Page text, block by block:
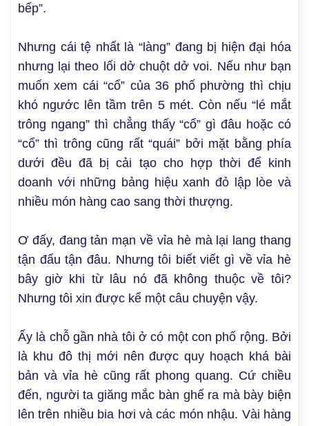
bếp”.
Nhưng cái tệ nhất là “làng” đang bị hiện đại hóa
nhưng lại theo lối dở chuột dở voi. Nếu như bạn
muốn xem cái “cổ” của 36 phố phường thì chịu
khó ngước lên tầm trên 5 mét. Còn nếu “lé mắt
trông ngang” thì chẳng thấy “cổ” gì đâu hoặc có
“cổ” thì trông cũng rất “quái” bởi mặt bằng phía
dưới đều đã bị cải tạo cho hợp thời để kinh
doanh với những bảng hiệu xanh đỏ lập lòe và
nhiều món hàng cao sang thời thượng.
Ơ đấy, đang tản mạn về vỉa hè mà lại lang thang
tận đẩu tận đâu. Nhưng tôi biết viết gì về vỉa hè
bây giờ khi từ lâu nó đã không thuộc về tôi?
Nhưng tôi xin được kể một câu chuyện vậy.
Ấy là chỗ gần nhà tôi ở có một con phố rộng. Bởi
là khu đô thị mới nên được quy hoạch khá bài
bản và vỉa hè cũng rất phong quang. Cứ chiều
đến, người ta giăng mắc bàn ghế ra mà bày biện
lên trên nhiều bia hơi và các món nhậu. Vài hàng